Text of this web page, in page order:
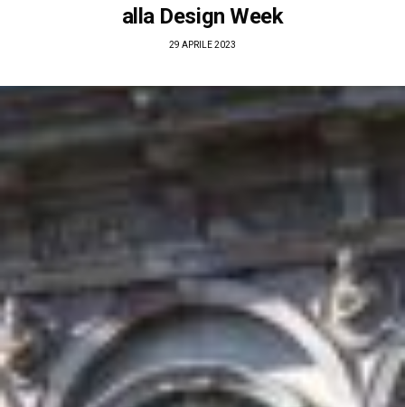
alla Design Week
29 APRILE 2023